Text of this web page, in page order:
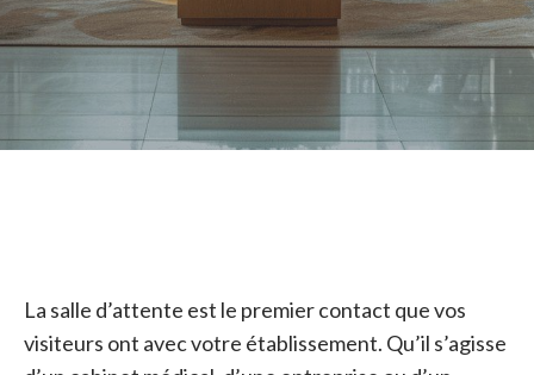
La salle d’attente est le premier contact que vos
visiteurs ont avec votre établissement. Qu’il s’agisse